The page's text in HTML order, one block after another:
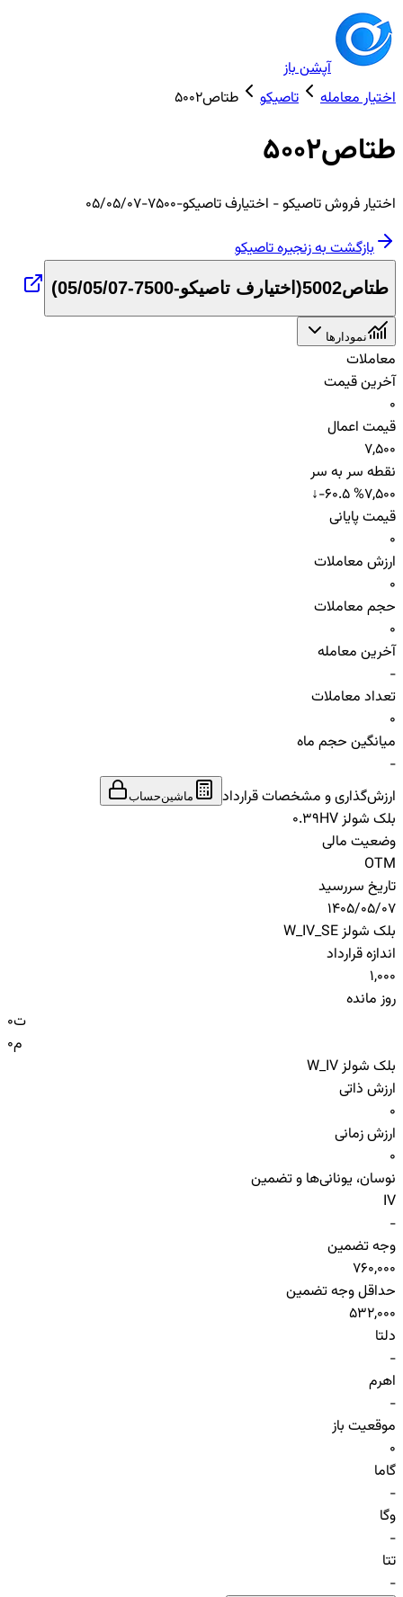
آپشن باز
اختیار معامله
تاصیکو طتاص5002
طتاص5002
اختیارفروشتاصیکو- اختیارف تاصیکو-7500-05/05/07
بازگشت به زنجیرهتاصیکو
طتاص5002 ( اختیارف تاصیکو-7500-05/05/07 )
نمودارها
معاملات
آخرین قیمت
0
قیمت اعمال
7,500
نقطه سر به سر
7,500
↓-60.5 %
قیمت پایانی
0
ارزش معاملات
0
حجم معاملات
0
آخرین معامله
-
تعداد معاملات
0
میانگین حجم ماه
-
ارزش‌گذاری و مشخصات قرارداد
ماشین‌حساب
بلک شولز HV
0.39
وضعیت مالی
OTM
تاریخ سررسید
1405/05/07
بلک شولز W_IV_SE
اندازه قرارداد
1,000
روز مانده
0ت
0م
بلک شولز W_IV
ارزش ذاتی
0
ارزش زمانی
0
نوسان، یونانی‌ها و تضمین
IV
-
وجه تضمین
760,000
حداقل وجه تضمین
532,000
دلتا
-
اهرم
-
موقعیت باز
0
گاما
-
وگا
-
تتا
-